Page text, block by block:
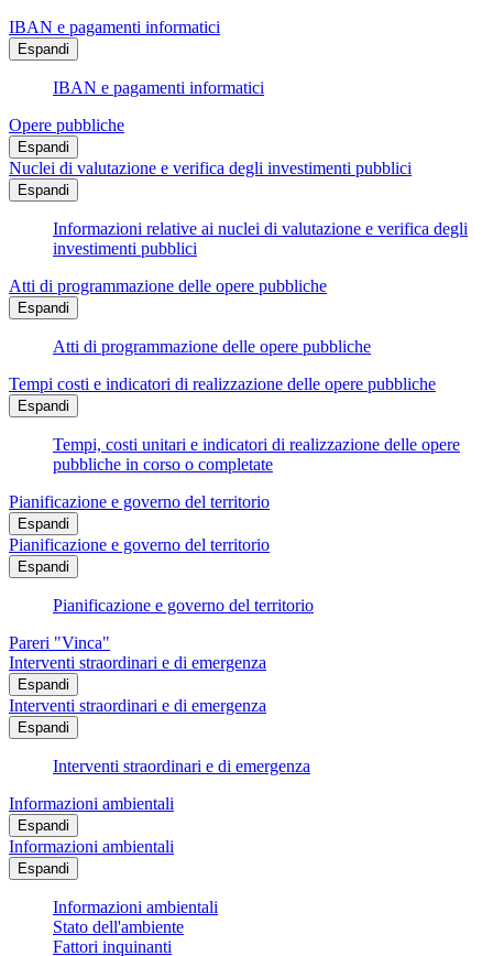
IBAN e pagamenti informatici
Espandi
IBAN e pagamenti informatici
Opere pubbliche
Espandi
Nuclei di valutazione e verifica degli investimenti pubblici
Espandi
Informazioni relative ai nuclei di valutazione e verifica degli
investimenti pubblici
Atti di programmazione delle opere pubbliche
Espandi
Atti di programmazione delle opere pubbliche
Tempi costi e indicatori di realizzazione delle opere pubbliche
Espandi
Tempi, costi unitari e indicatori di realizzazione delle opere
pubbliche in corso o completate
Pianificazione e governo del territorio
Espandi
Pianificazione e governo del territorio
Espandi
Pianificazione e governo del territorio
Pareri "Vinca"
Interventi straordinari e di emergenza
Espandi
Interventi straordinari e di emergenza
Espandi
Interventi straordinari e di emergenza
Informazioni ambientali
Espandi
Informazioni ambientali
Espandi
Informazioni ambientali
Stato dell'ambiente
Fattori inquinanti